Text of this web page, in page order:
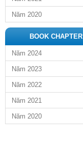
Năm 2020
BOOK CHAPTER
Năm 2024
Năm 2023
Năm 2022
Năm 2021
Năm 2020